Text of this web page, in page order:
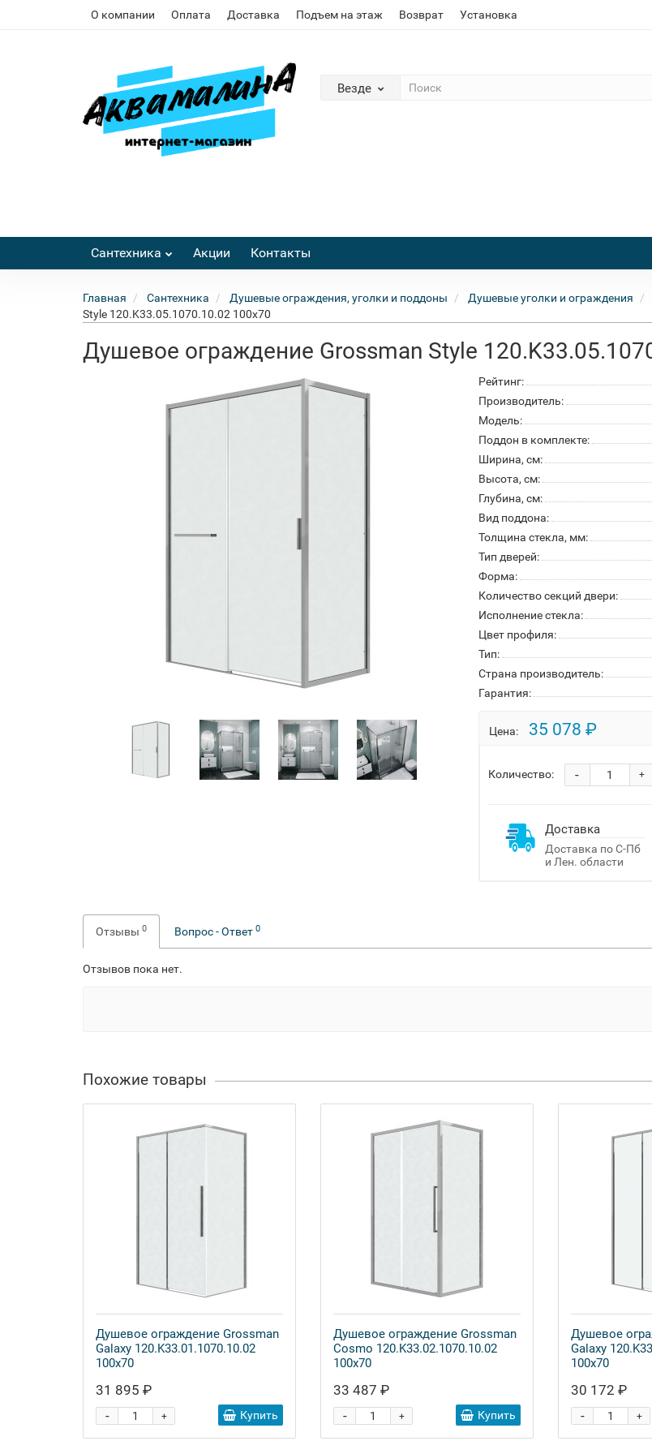
О компании Оплата Доставка Подъем на этаж Возврат Установка
Везде
Сантехника Акции Контакты
Главная Сантехника Душевые ограждения, уголки и поддоны Душевые уголки и ограждения
Style 120.K33.05.1070.10.02 100x70
Душевое ограждение Grossman Style
Рейтинг:
Производитель:
Модель:
Поддон в комплекте:
Ширина, см:
Высота, см:
Глубина, см:
Вид поддона:
Толщина стекла, мм:
Тип дверей:
Форма:
Количество секций двери:
Исполнение стекла:
Цвет профиля:
Тип:
Страна производитель:
Гарантия:
Цена: 35 078 ₽
Количество: +
-
Доставка
Доставка по С-Пб
и Лен. области
Отзывы 0 Вопрос - Ответ 0
Отзывов пока нет.
Похожие товары
Душевое ограждение Grossman
Galaxy 120.K33.01.1070.10.02
100x70
31 895 ₽
+
- Купить
Душевое ограждение Grossman
Cosmo 120.K33.02.1070.10.02
100x70
33 487 ₽
+
- Купить
Душевое
Galaxy
100x70
30 172 ₽
+
-